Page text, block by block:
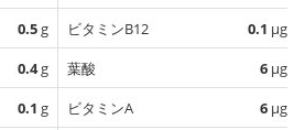
0.5g
0.4g
0.1 g
ビタミンB12
0.1 µg
葉酸
6 µg
ビタミンA
6 µg